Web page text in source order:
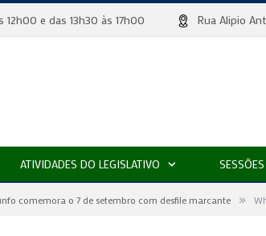
12h00 e das 13h30 às 17h00 Rua Alipio
ATIVIDADES DO LEGISLATIVO SESSÕES
comemora o 7 de setembro com desfile marcante »